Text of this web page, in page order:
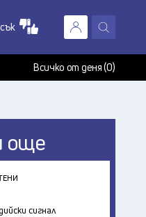
Всичко от деня (0)
още
сигнал